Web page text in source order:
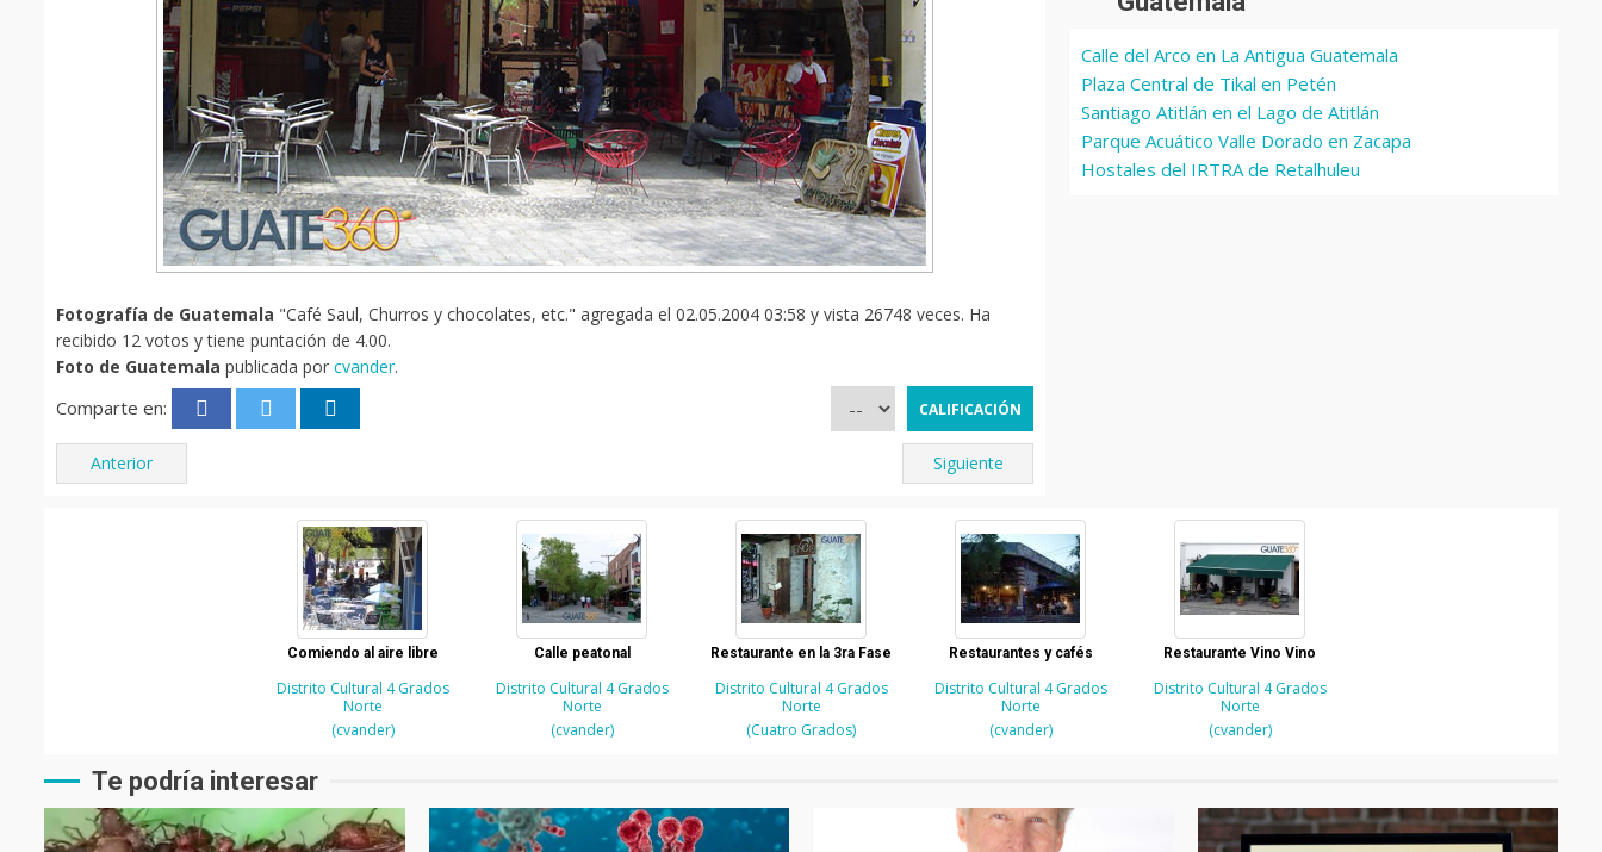
Fotografía de Guatemala "Café Saul, Churros y chocolates, etc." agregada el 02.05.2004 03:58 y vista 26748 veces. Ha
recibido 12 votos y tiene puntación de 4.00.
Foto de Guatemala publicada por cvander.
Comparte en:
Anterior Siguiente
Calle del Arco en La Antigua Guatemala
Plaza Central de Tikal en Petén
Santiago Atitlán en el Lago de Atitlán
Parque Acuático Valle Dorado en Zacapa
Hostales del IRTRA de Retalhuleu
Comiendo al aire libre
Distrito Cultural 4 Grados
Norte
(cvander)
Calle peatonal
Distrito Cultural 4 Grados
Norte
(cvander)
Restaurante en la 3ra Fase
Distrito Cultural 4 Grados
Norte
(Cuatro Grados)
Restaurantes y cafés
Distrito Cultural 4 Grados
Norte
(cvander)
Restaurante Vino Vino
Distrito Cultural 4 Grados
Norte
(cvander)
Te podría interesar